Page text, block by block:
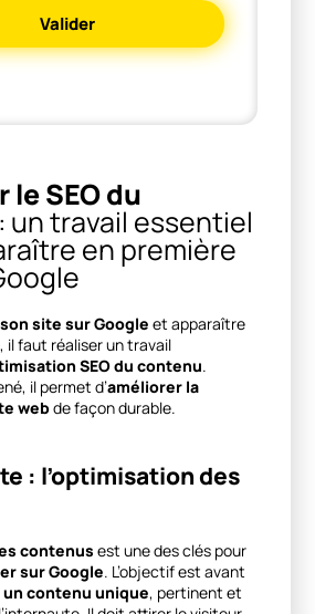
Valider
SEO du
: un travail essentiel
en première
site sur Google et apparaître
il faut réaliser un travail
SEO du contenu.
il permet d’améliorer la
webde façon durable.
: l’optimisation des
contenus est une des clés pour
sur Google. L’objectif est avant
contenu unique, pertinent et